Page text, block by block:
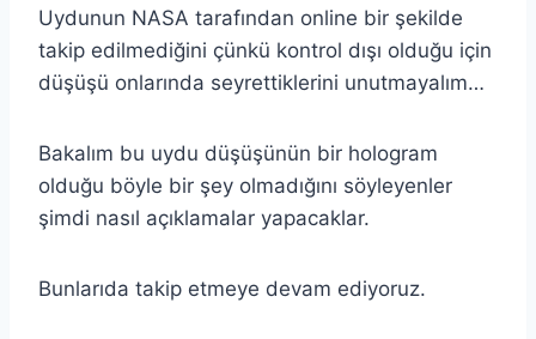
Uydunun NASA tarafından online bir şekilde
takip edilmediğini çünkü kontrol dışı olduğu için
düşüşü onlarında seyrettiklerini unutmayalım…
Bakalım bu uydu düşüşünün bir hologram
olduğu böyle bir şey olmadığını söyleyenler
şimdi nasıl açıklamalar yapacaklar.
Bunlarıda takip etmeye devam ediyoruz.